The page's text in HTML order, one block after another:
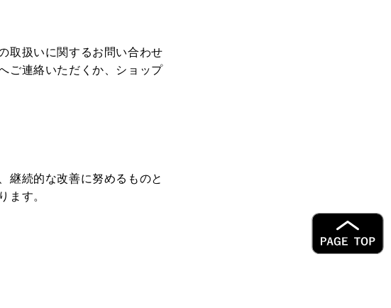
取扱いに関するお問い合わせ
ご連絡いただくか、ショップ
継続的な改善に努めるものと
ます。